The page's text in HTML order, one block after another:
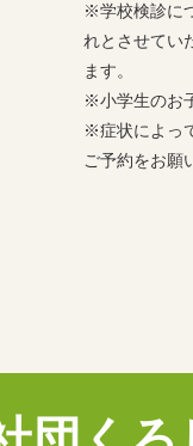
※学校検診に
れとさせてい
ます。
※小学生のお
※症状によっ
ご予約をお願